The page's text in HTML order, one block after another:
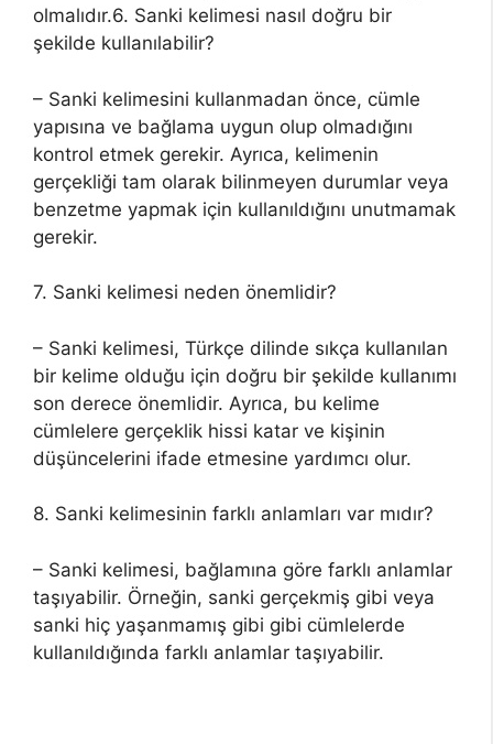
olmalıdır.6. Sanki kelimesi nasıl doğru bir
şekilde kullanılabilir?
– Sanki kelimesini kullanmadan önce, cümle
yapısına ve bağlama uygun olup olmadığını
kontrol etmek gerekir. Ayrıca, kelimenin
gerçekliği tam olarak bilinmeyen durumlar veya
benzetme yapmak için kullanıldığını unutmamak
gerekir.
7. Sanki kelimesi neden önemlidir?
– Sanki kelimesi, Türkçe dilinde sıkça kullanılan
bir kelime olduğu için doğru bir şekilde kullanımı
son derece önemlidir. Ayrıca, bu kelime
cümlelere gerçeklik hissi katar ve kişinin
düşüncelerini ifade etmesine yardımcı olur.
8. Sanki kelimesinin farklı anlamları var mıdır?
– Sanki kelimesi, bağlamına göre farklı anlamlar
taşıyabilir. Örneğin, sanki gerçekmiş gibi veya
sanki hiç yaşanmamış gibi gibi cümlelerde
kullanıldığında farklı anlamlar taşıyabilir.